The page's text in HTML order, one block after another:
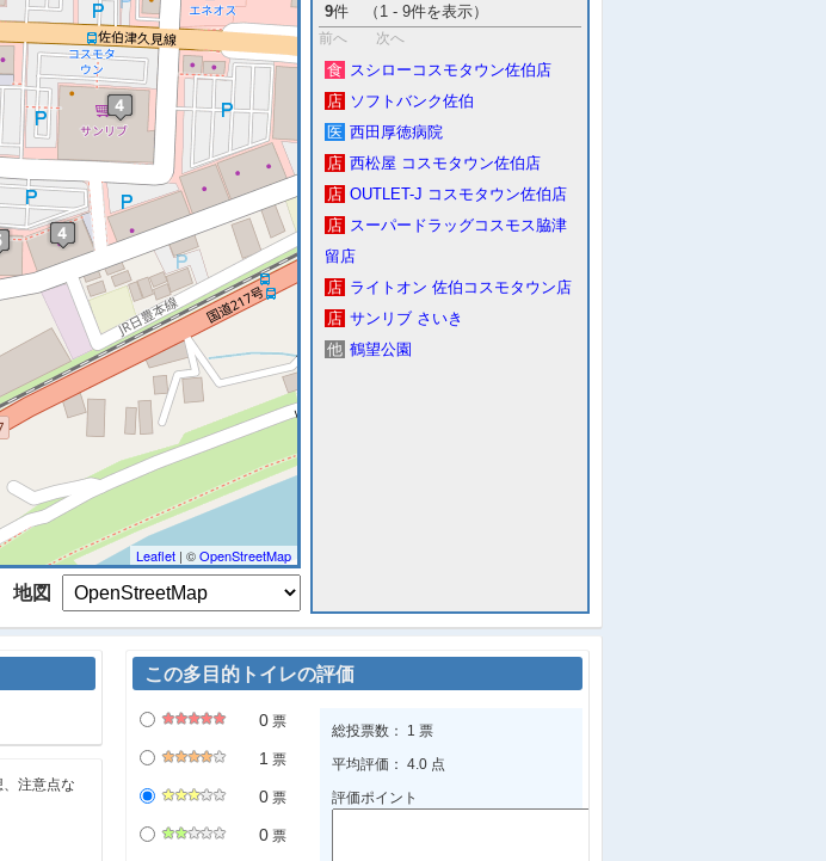
※
Leaflet | ©OpenStreetMap
地図
9件 （1 - 9件を表示）
前へ 次へ
食 スシローコスモタウン佐伯店
店 ソフトバンク佐伯
医 西田厚徳病院
店 西松屋 コスモタウン佐伯店
店 OUTLET-J コスモタウン佐伯店
店 スーパードラッグコスモス脇津
留店
店 ライトオン 佐伯コスモタウン店
店 サンリブ さいき
他 鶴望公園
この多目的トイレの評価
0 票
1 票
0 票
0 票
総投票数： 1 票
平均評価： 4.0 点
評価ポイント
注意点な